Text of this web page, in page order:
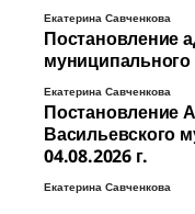
Екатерина Савченкова
Постановление
муниципального
Екатерина Савченкова
Постановление
Васильевского
04.08.2026 г.
Екатерина Савченкова